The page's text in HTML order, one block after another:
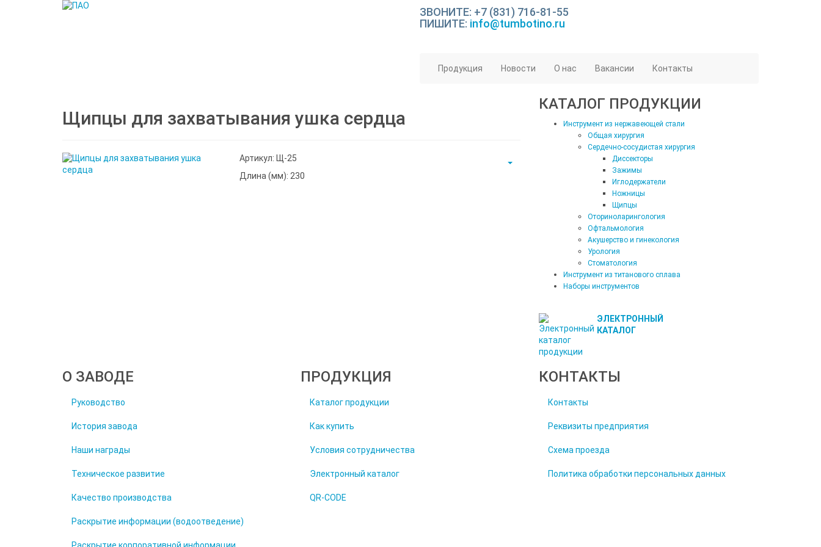
ЗВОНИТЕ: +7 (831) 716-81-55
ПИШИТЕ: info@tumbotino.ru
Продукция Новости О нас Вакансии Контакты
Щипцы для захватывания ушка сердца
Артикул: Щ-25
Длина (мм): 230
КАТАЛОГ ПРОДУКЦИИ
Инструмент из нержавеющей стали
Общая хирургия
Сердечно-сосудистая хирургия
Диссекторы
Зажимы
Иглодержатели
Ножницы
Щипцы
Оториноларингология
Офтальмология
Акушерство и гинекология
Урология
Стоматология
Инструмент из титанового сплава
Наборы инструментов
ЭЛЕКТРОННЫЙ
КАТАЛОГ
О ЗАВОДЕ
Руководство
История завода
Наши награды
Техническое развитие
Качество производства
Раскрытие информации (водоотведение)
ПРОДУКЦИЯ
Каталог продукции
Как купить
Условия сотрудничества
Электронный каталог
QR-CODE
КОНТАКТЫ
Контакты
Реквизиты предприятия
Схема проезда
Политика обработки персональных данных